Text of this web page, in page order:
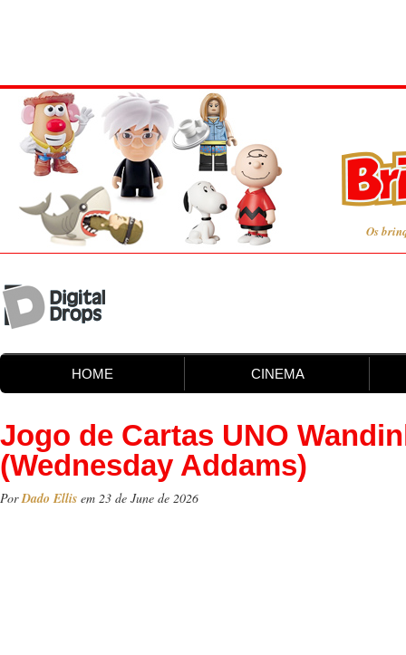
Os
HOME CINEMA
Jogo de Cartas UNO
(Wednesday Addams)
PorDado Ellis em 23 de June de 2026